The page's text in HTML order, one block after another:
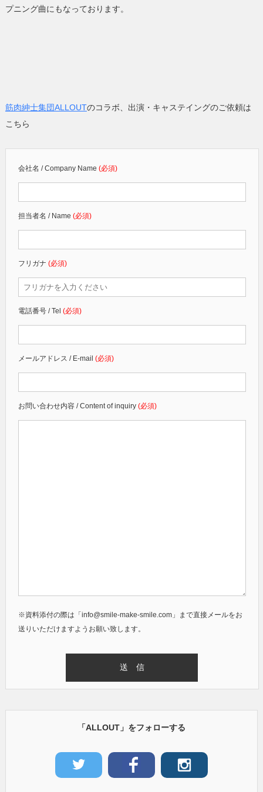
プニング曲にもなっております。
筋肉紳士集団ALLOUTのコラボ、出演・キャステイングのご依頼は
こちら
会社名 / Company Name (必須)
担当者名 / Name (必須)
フリガナ (必須)
電話番号 / Tel (必須)
メールアドレス / E-mail (必須)
お問い合わせ内容 / Content of inquiry (必須)
※資料添付の際は「info@smile-make-smile.com」まで直接メールをお
送りいただけますようお願い致します。
「ALLOUT」をフォローする